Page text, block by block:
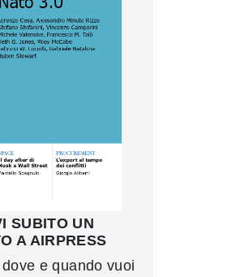
SUBITO UN
A AIRPRESS
e quando vuoi